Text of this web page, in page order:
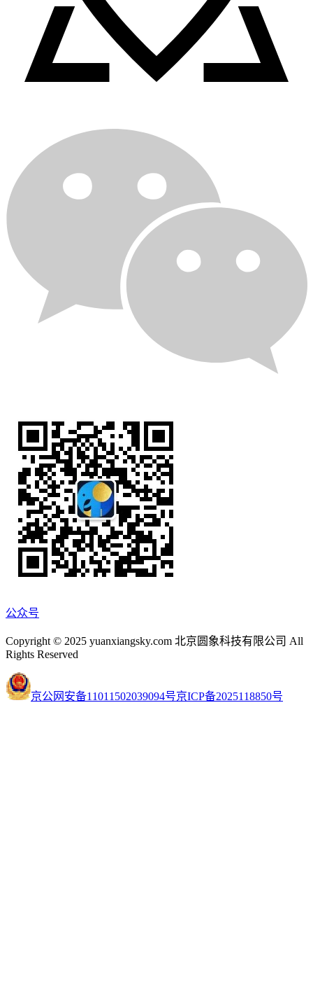
公众号
Copyright © 2025 yuanxiangsky.com 北京圆象科技有限公司 All
Rights Reserved
京公网安备11011502039094号京ICP备2025118850号